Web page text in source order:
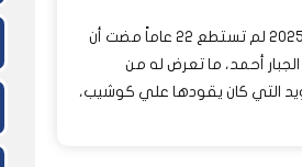
عاين- 16 أكتوبر 2025 لم تستطع 22 عاماً مضت أن
أحمد، ما تعرض له من
التي كان يقودها علي كوشيب،